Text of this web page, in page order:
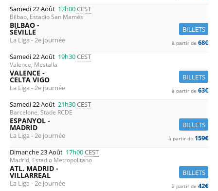
Samedi 22 Août 17h00CEST
Bilbao, Estadio San Mamés
BILLETS
BILBAO -
SÉVILLE
La Liga - 2e journée à partir de 68€
Samedi 22 Août 19h30CEST
Valence, Mestalla
BILLETS
VALENCE -
CELTA VIGO
La Liga - 2e journée à partir de 63€
Samedi 22 Août 21h30CEST
Barcelone, Stade RCDE
BILLETS
ESPANYOL -
MADRID
La Liga - 2e journée à partir de 159€
Dimanche 23 Août 17h00CEST
Madrid, Estadio Metropolitano
BILLETS
ATL. MADRID -
VILLARREAL
La Liga - 2e journée à partir de 42€